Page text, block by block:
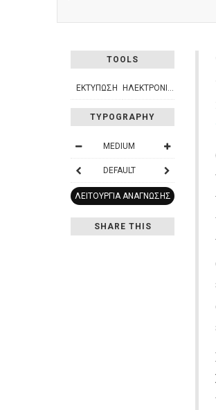
TOOLS
ΕΚΤΎΠΩΣΗ ΗΛΕΚΤΡΟΝΙΚΌ ΤΑΧΥΔΡΟΜΕΊΟ
TYPOGRAPHY
MEDIUM
DEFAULT
ΛΕΙΤΟΥΡΓΊΑ ΑΝΆΓΝΩΣΗΣ
SHARE THIS